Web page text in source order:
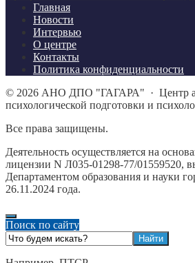
Главная
Новости
Интервью
О центре
Контакты
Политика конфиденциальности
© 2026 АНО ДПО "ГАГАРА" · Центр
психологической подготовки и
Все права защищены.
Деятельность осуществляется на
лицензии N Л035-01298-77/01559520,
Департаментом образования и науки
26.11.2024 года.
Поиск по сайту